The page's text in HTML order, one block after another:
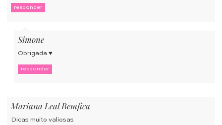
responder
Simone
Obrigada ♥
responder
Mariana Leal Bemfica
Dicas muito valiosas